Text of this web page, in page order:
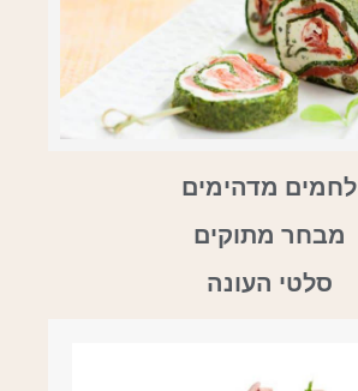
לחמים מדהימים
מבחר מתוקים
סלטי העונה